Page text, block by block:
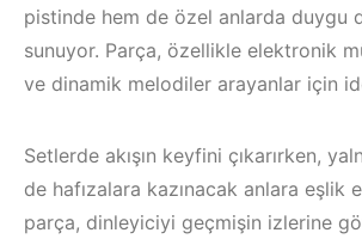
pistinde hem de özel anlarda duygu
sunuyor. Parça, özellikle elektronik
ve dinamik melodiler arayanlar için
Setlerde akışın keyfini çıkarırken,
de hafızalara kazınacak anlara eşlik
parça, dinleyiciyi geçmişin izlerine